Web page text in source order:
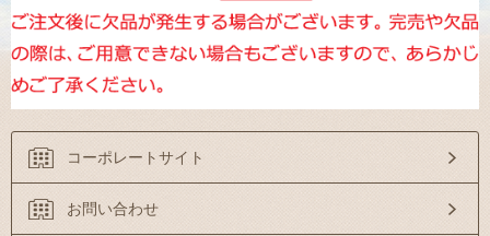
コーポレートサイト
お問い合わせ